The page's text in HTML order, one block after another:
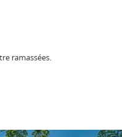
ramassées.